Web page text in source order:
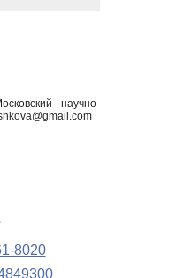
научно-
8020